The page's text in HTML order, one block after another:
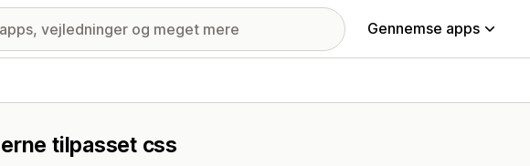
Gennemse apps
tilpasset css